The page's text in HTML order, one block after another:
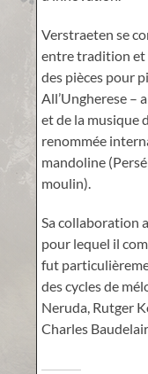
Verstraeten se
entre tradition et
des pièces pour
All’Ungherese –
et de la musique
renommée
mandoline
moulin).
Sa collaboration
pour lequel il
fut
des cycles de
Neruda, Rutger
Charles